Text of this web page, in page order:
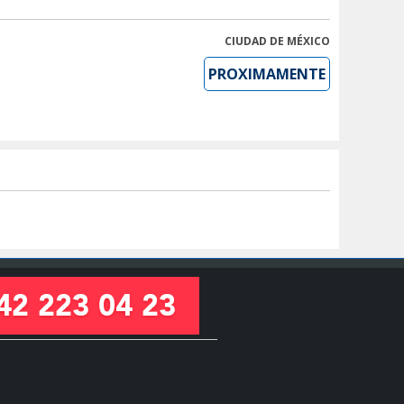
CIUDAD DE MÉXICO
PROXIMAMENTE